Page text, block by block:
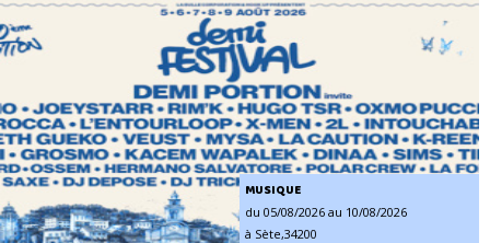
MUSIQUE
du 05/08/2026 au 10/08/2026
à Sète,34200